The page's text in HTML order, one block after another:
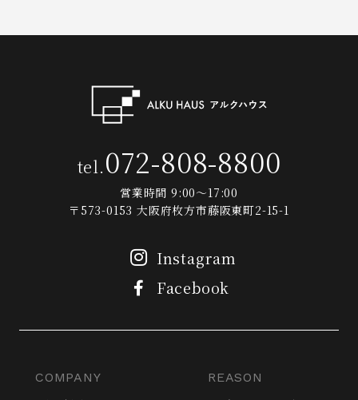
tel.072-808-8800
営業時間 9:00～17:00
〒573-0153 大阪府枚方市藤阪東町2-15-1
Instagram
Facebook
COMPANY REASON